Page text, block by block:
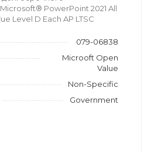
PowerPoint 2021 All
Level D Each AP LTSC
079-06838
Microoft Open
Value
Non-Specific
Government